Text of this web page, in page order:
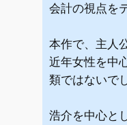
会計の視点を
本作で、主人
近年女性を中
類ではないで
浩介を中心と